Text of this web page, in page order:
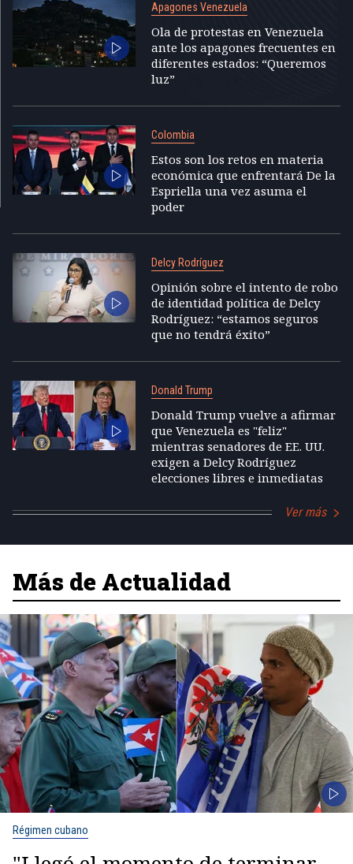
Apagones Venezuela
Ola de protestas en Venezuela
ante los apagones frecuentes en
diferentes estados: “Queremos
luz”
Colombia
Estos son los retos en materia
económica que enfrentará De la
Espriella una vez asuma el
poder
Delcy Rodríguez
Opinión sobre el intento de robo
de identidad política de Delcy
Rodríguez: “estamos seguros
que no tendrá éxito”
Donald Trump
Donald Trump vuelve a afirmar
que Venezuela es "feliz"
mientras senadores de EE. UU.
exigen a Delcy Rodríguez
elecciones libres e inmediatas
Ver más
Más de Actualidad
Régimen cubano